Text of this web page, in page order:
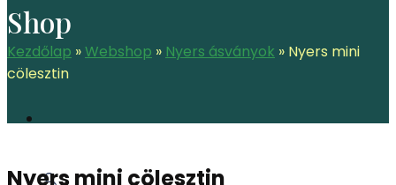
Shop
Kezdőlap »Webshop » Nyers ásványok » Nyers mini
cölesztin
Nyers mini cölesztin